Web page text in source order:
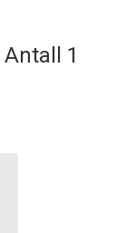
Antall 1